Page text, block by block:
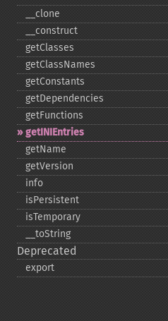
_​_​clone
_​_​construct
getClasses
getClassNames
getConstants
getDependencies
getFunctions
getINIEntries
getName
getVersion
info
isPersistent
isTemporary
_​_​toString
Deprecated
export